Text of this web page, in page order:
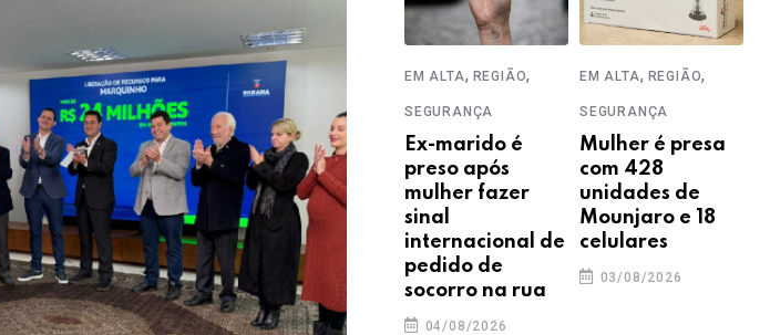
EM ALTA, REGIÃO,
SEGURANÇA
Ex-marido é
preso após
mulher fazer
sinal
internacional de
pedido de
socorro na rua
04/08/2026
EM ALTA, REGIÃO,
SEGURANÇA
Mulher é presa
com 428
unidades de
Mounjaro e 18
celulares
03/08/2026